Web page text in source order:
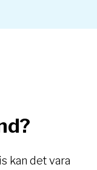
kan det vara